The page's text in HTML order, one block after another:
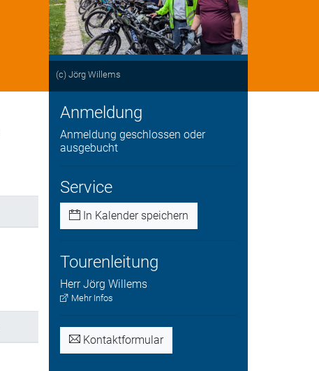
(c) Jörg Willems
Anmeldung
Anmeldung geschlossen oder
ausgebucht
Service
In Kalender speichern
Tourenleitung
Herr Jörg Willems
Mehr Infos
Kontaktformular